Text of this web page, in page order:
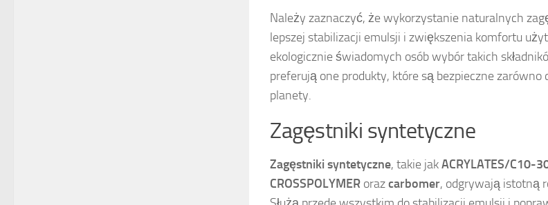
Należy zaznaczyć, że wykorzystanie naturalnych
lepszej stabilizacji emulsji i zwiększenia komfortu
ekologicznie świadomych osób wybór takich
preferują one produkty, które są bezpieczne zarówno
planety.
Zagęstniki syntetyczne
Zagęstniki syntetyczne, takie jakACRYLATES/C10-
CROSSPOLYMER orazcarbomer, odgrywają istotną